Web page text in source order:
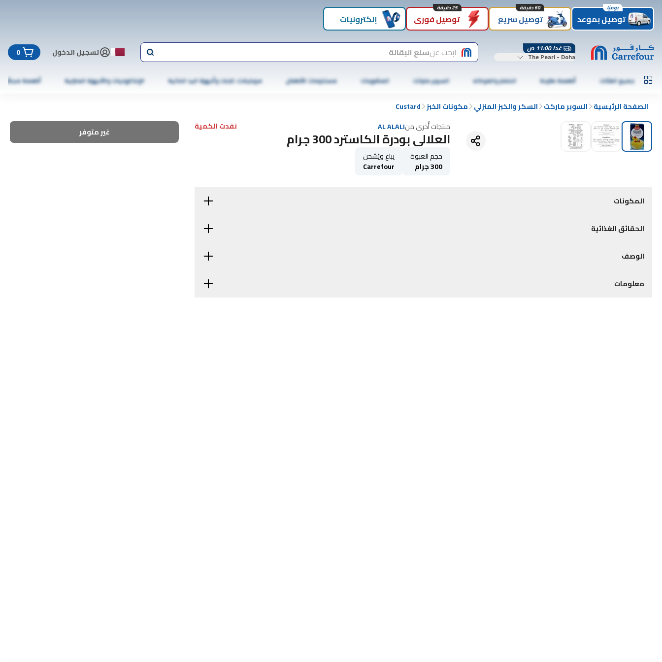
توصيل بموعد
يوميًا
توصيل سريع
60 دقيقة
توصيل فوري
25 دقيقة
إلكترونيات
غدا 11:00 ص
The Pearl - Doha ابحث عنسلع البقالة تسجيل الدخول 0
جميع الفئات أطعمة طازجة الخضار والفواكه السوبر ماركت المشروبات مستلزمات الأطفال موبايلات، تابلت وأجهزة اليد الذكية الإلكترونيات والأجهزة المنزلية أطعمة مجمّدة
الصفحة الرئيسية السوبر ماركت السكر والخبز المنزلي مكونات الخبز Custard
منتجات أُخرى منAL ALALI نفدت الكمية
العلالي بودرة الكاسترد 300 جرام
حجم العبوة
300 جرام
يباع ويُشحن
Carrefour
غير متوفر
المكونات
الحقائق الغذائية
الوصف
معلومات